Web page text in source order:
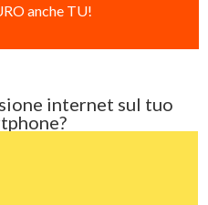
anche TU!
internet sul tuo